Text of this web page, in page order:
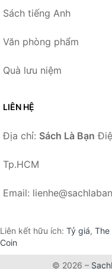
Sách tiếng Anh
Văn phòng phẩm
Quà lưu niệm
LIÊN HỆ
Địa chỉ: Sách Là Bạn
Tp.HCM
Email:
Liên kết hữu ích: Tỷ giá, The
Coin
© 2026 –